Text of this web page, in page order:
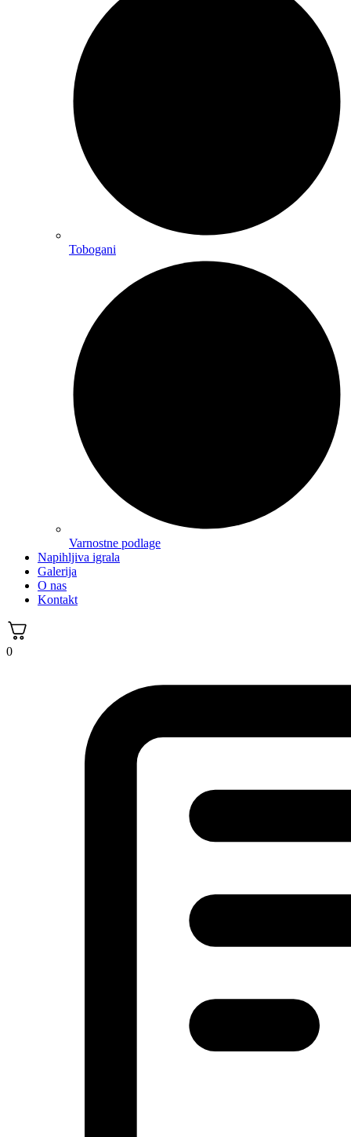
Tobogani
Varnostne podlage
Napihljiva igrala
Galerija
O nas
Kontakt
0